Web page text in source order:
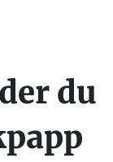
du